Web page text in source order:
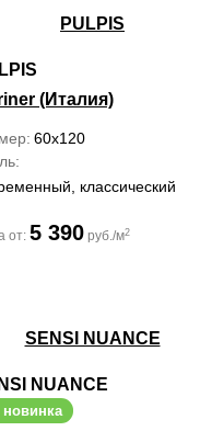
50x120, 60x120
(Италия)
60x120
классический
от: 5 390 руб./м2
NUANCE
новинка